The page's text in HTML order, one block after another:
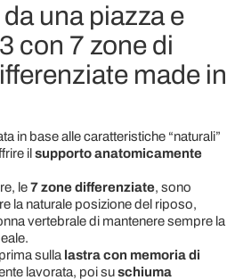
una piazza e
con 7 zone di
made in
in base alle caratteristiche “naturali”
il supporto anatomicamente
le7 zone differenziate, sono
la naturale posizione del riposo,
vertebrale di mantenere sempre la
sulla lastra con memoria di
lavorata, poi suschiuma